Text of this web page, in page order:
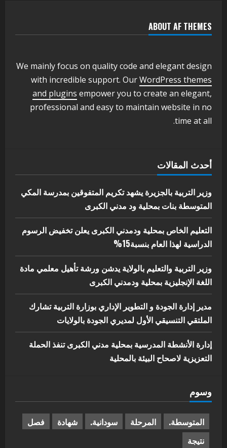
3
وزير التربية والتعليم بالولاية يدشن ورشة
أغسطس 3, 2026
اخر الاخبار الاخبار
مدير إدارة الجودة و التطوير الإداري
بوزارة التربية تشارك الملتقي التنسيقي
5
البيئة بالمحلية
يوليو 29, 2026
ABOUT AF THEMES
We mainly focus on quality code and elegant design
with incredible support. OurWordPress themes
and plugins empower you to create an elegant,
professional and easy to maintain website in no
time at all.
أحدث المقالات
وزير التربية بالجزيرة يشهد تكريم المتفوقين بمدرسة المكي
المتوسطة بنات بمحلية ود مدني الكبرى
التعليم الخاص بمحلية ودمدني الكبرى يعلن تخفيض الرسوم
الدراسية لهذا العام بنسبة15%
وزير التربية والتعليم بالولاية يدشن ورشة تأهيل معلمي مادة
اللغة الإنجليزية بمحلية ودمدني الكبرى
مدير إدارة الجودة و التطوير الإداري بوزارة التربية تشارك
الملتقي التنسيقي الأول لمديري الجودة بالولايات
إدارة الأنشطة المدرسية بمحلية مدني الكبرى تنفذ الحملة
التعزيزية لاصحاح البيئة بالمحلية
وسوم
المتوسطة. المرحلة سودانية. شهادة
فصل
نتيجة